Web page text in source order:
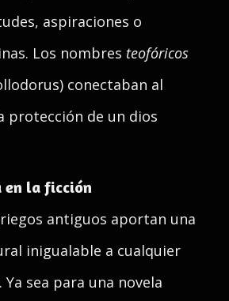
aspiraciones o
Los nombres teofóricos
conectaban al
protección de un dios
en la ficción
antiguos aportan una
inigualable a cualquier
sea para una novela